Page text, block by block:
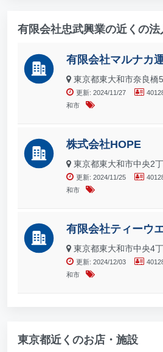
有限会社忠武興業の近くの法
有限会社マルナカ
東京都東大和市奈良橋
更新: 2024/11/27
和市
株式会社HOPE
東京都東大和市中央2
更新: 2024/11/25
和市
有限会社ティーウ
東京都東大和市中央4
更新: 2024/12/03
和市
東京都近くのお店・施設